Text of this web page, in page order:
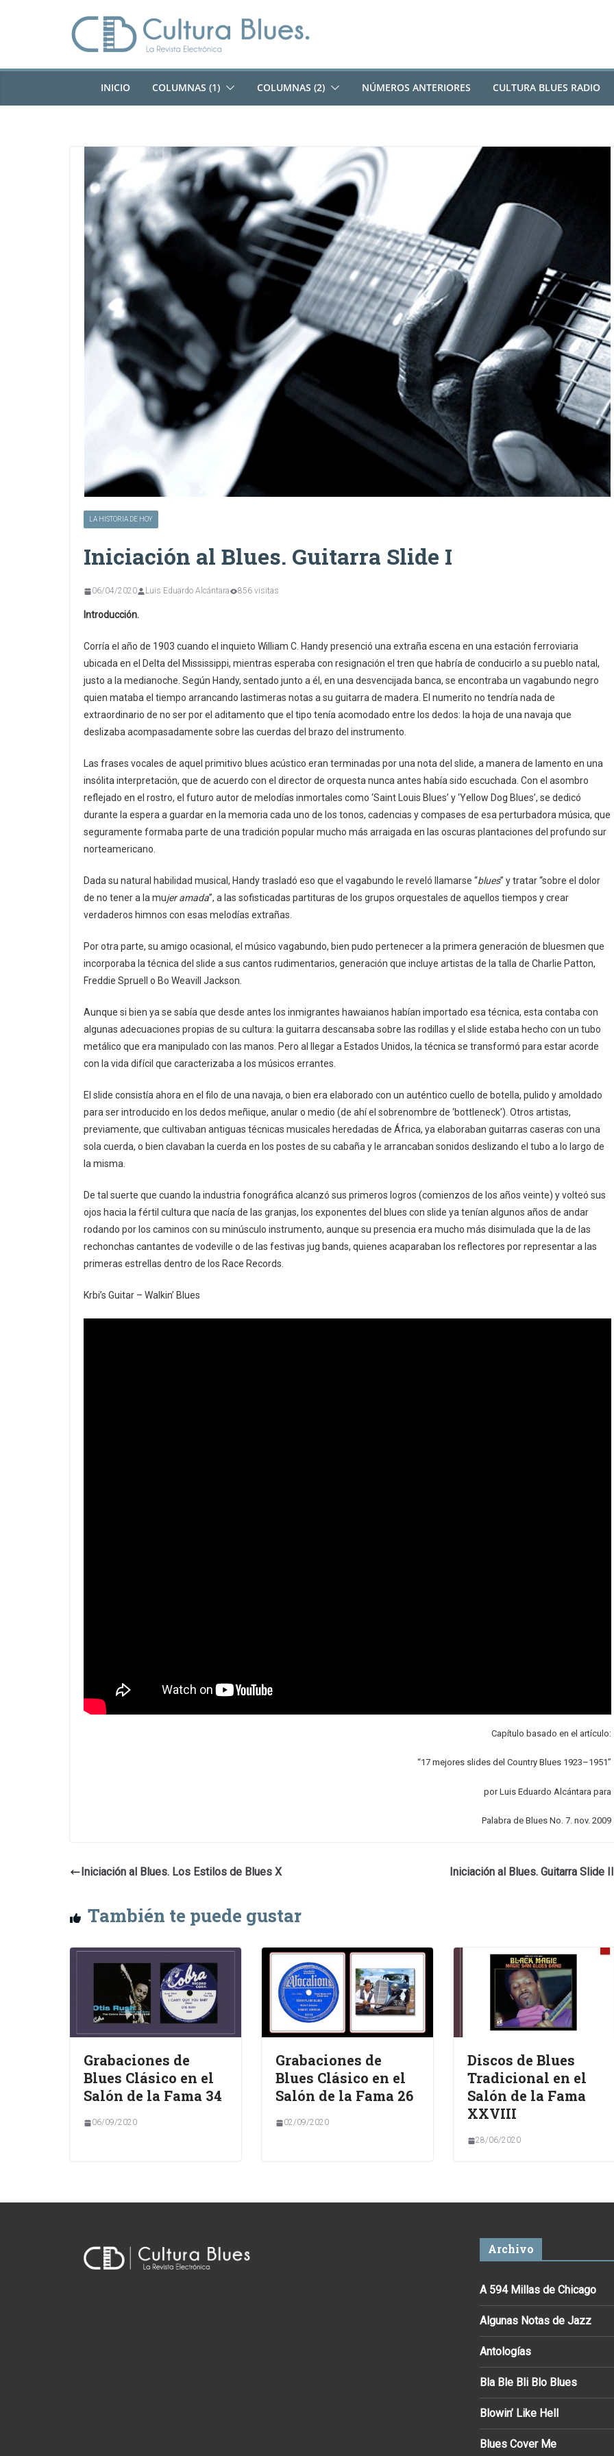
INICIO COLUMNAS (1) COLUMNAS (2) NÚMEROS ANTERIORES CULTURA BLUES RADIO
LA HISTORIA DE HOY
Iniciación al Blues. Guitarra Slide I
06/04/2020 Luis Eduardo Alcántara 856 visitas
Introducción.
Corría el año de 1903 cuando el inquieto William C. Handy presenció una extraña escena en una estación ferroviaria
ubicada en el Delta del Mississippi, mientras esperaba con resignación el tren que habría de conducirlo a su pueblo natal,
justo a la medianoche. Según Handy, sentado junto a él, en una desvencijada banca, se encontraba un vagabundo negro
quien mataba el tiempo arrancando lastimeras notas a su guitarra de madera. El numerito no tendría nada de
extraordinario de no ser por el aditamento que el tipo tenía acomodado entre los dedos: la hoja de una navaja que
deslizaba acompasadamente sobre las cuerdas del brazo del instrumento.
Las frases vocales de aquel primitivo blues acústico eran terminadas por una nota del slide, a manera de lamento en una
insólita interpretación, que de acuerdo con el director de orquesta nunca antes había sido escuchada. Con el asombro
reflejado en el rostro, el futuro autor de melodías inmortales como ‘Saint Louis Blues’ y ‘Yellow Dog Blues’, se dedicó
durante la espera a guardar en la memoria cada uno de los tonos, cadencias y compases de esa perturbadora música, que
seguramente formaba parte de una tradición popular mucho más arraigada en las oscuras plantaciones del profundo sur
norteamericano.
Dada su natural habilidad musical, Handy trasladó eso que el vagabundo le reveló llamarse “blues” y tratar “sobre el dolor
de no tener a la mujer amada”, a las sofisticadas partituras de los grupos orquestales de aquellos tiempos y crear
verdaderos himnos con esas melodías extrañas.
Por otra parte, su amigo ocasional, el músico vagabundo, bien pudo pertenecer a la primera generación de bluesmen que
incorporaba la técnica del slide a sus cantos rudimentarios, generación que incluye artistas de la talla de Charlie Patton,
Freddie Spruell o Bo Weavill Jackson.
Aunque si bien ya se sabía que desde antes los inmigrantes hawaianos habían importado esa técnica, esta contaba con
algunas adecuaciones propias de su cultura: la guitarra descansaba sobre las rodillas y el slide estaba hecho con un tubo
metálico que era manipulado con las manos. Pero al llegar a Estados Unidos, la técnica se transformó para estar acorde
con la vida difícil que caracterizaba a los músicos errantes.
El slide consistía ahora en el filo de una navaja, o bien era elaborado con un auténtico cuello de botella, pulido y amoldado
para ser introducido en los dedos meñique, anular o medio (de ahí el sobrenombre de ‘bottleneck’). Otros artistas,
previamente, que cultivaban antiguas técnicas musicales heredadas de África, ya elaboraban guitarras caseras con una
sola cuerda, o bien clavaban la cuerda en los postes de su cabaña y le arrancaban sonidos deslizando el tubo a lo largo de
la misma.
De tal suerte que cuando la industria fonográfica alcanzó sus primeros logros (comienzos de los años veinte) y volteó sus
ojos hacia la fértil cultura que nacía de las granjas, los exponentes del blues con slide ya tenían algunos años de andar
rodando por los caminos con su minúsculo instrumento, aunque su presencia era mucho más disimulada que la de las
rechonchas cantantes de vodeville o de las festivas jug bands, quienes acaparaban los reflectores por representar a las
primeras estrellas dentro de los Race Records.
Krbi’s Guitar – Walkin’ Blues
Capítulo basado en el artículo:
“17 mejores slides del Country Blues 1923–1951”
por Luis Eduardo Alcántara para
Palabra de Blues No. 7. nov. 2009
Iniciación al Blues. Los Estilos de Blues X Iniciación al Blues. Guitarra Slide II
También te puede gustar
Grabaciones de
Blues Clásico en el
Salón de la Fama 34
06/09/2020
Grabaciones de
Blues Clásico en el
Salón de la Fama 26
02/09/2020
Discos de Blues
Tradicional en el
Salón de la Fama
XXVIII
28/06/2020
Archivo
A 594 Millas de Chicago
Algunas Notas de Jazz
Antologías
Bla Ble Bli Blo Blues
Blowin’ Like Hell
Blues Cover Me